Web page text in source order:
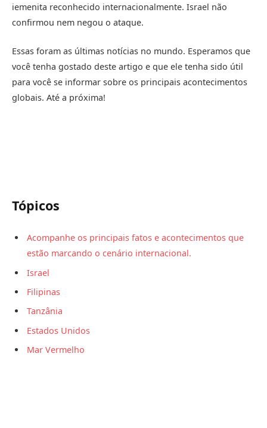
iemenita reconhecido internacionalmente. Israel não
confirmou nem negou o ataque.
Essas foram as últimas notícias no mundo. Esperamos que
você tenha gostado deste artigo e que ele tenha sido útil
para você se informar sobre os principais acontecimentos
globais. Até a próxima!
Tópicos
Acompanhe os principais fatos e acontecimentos que
estão marcando o cenário internacional.
Israel
Filipinas
Tanzânia
Estados Unidos
Mar Vermelho